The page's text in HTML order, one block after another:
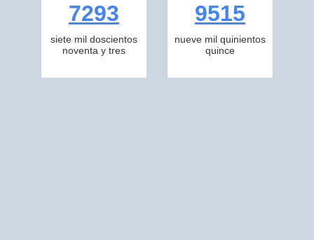
7293
siete mil doscientos
noventa y tres
9515
nueve mil quinientos
quince